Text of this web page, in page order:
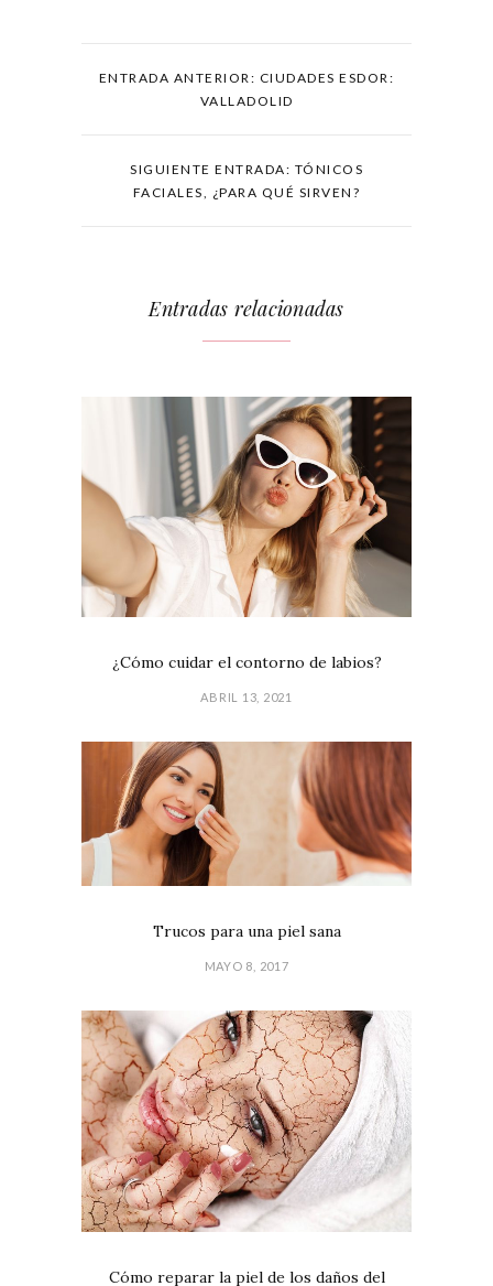
ENTRADA ANTERIOR: CIUDADES ESDOR:
VALLADOLID
SIGUIENTE ENTRADA: TÓNICOS
FACIALES, ¿PARA QUÉ SIRVEN?
Entradas relacionadas
¿Cómo cuidar el contorno de labios?
ABRIL 13, 2021
Trucos para una piel sana
MAYO 8, 2017
Cómo reparar la piel de los daños del